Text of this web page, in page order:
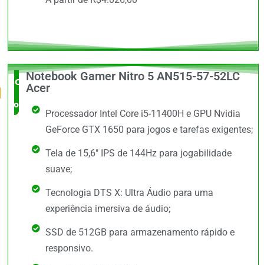
O Mais
completo
Notebook Gamer Nitro 5 AN515-57-52LC
Acer
Processador Intel Core i5-11400H e GPU Nvidia
GeForce GTX 1650 para jogos e tarefas exigentes;
Tela de 15,6" IPS de 144Hz para jogabilidade
suave;
Tecnologia DTS X: Ultra Áudio para uma
experiência imersiva de áudio;
SSD de 512GB para armazenamento rápido e
responsivo.